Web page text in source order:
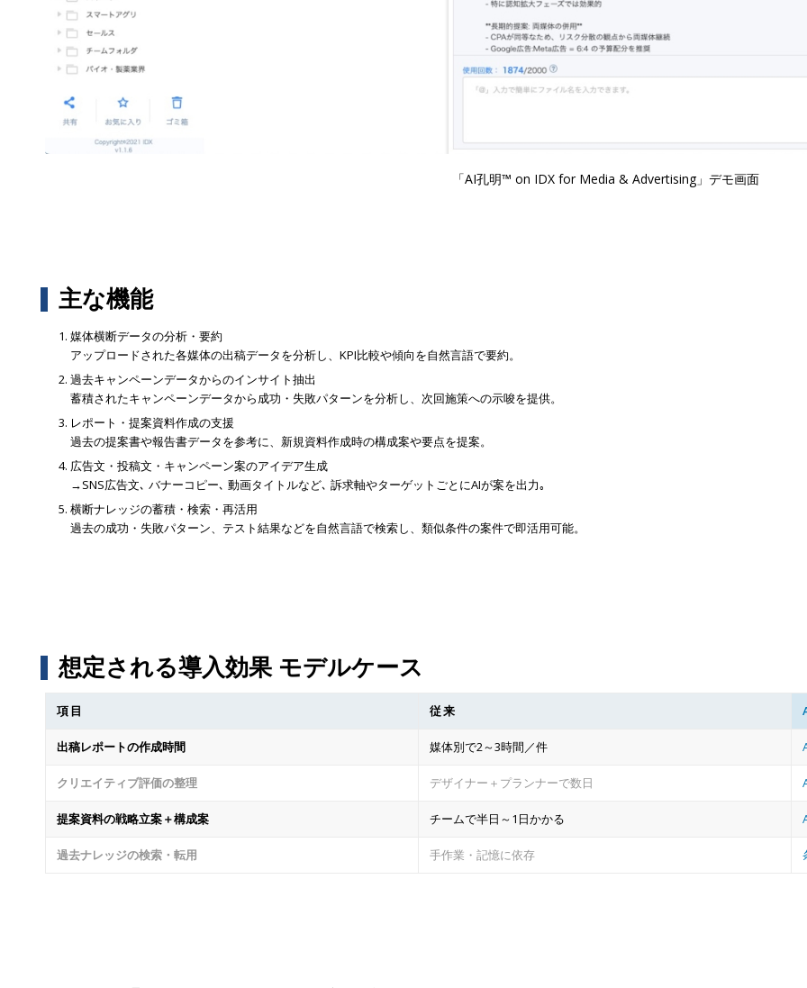
「AI孔明™ on IDX for Media & Advertising」デモ画面
主な機能
媒体横断データの分析・要約
アップロードされた各媒体の出稿データを分析し、KPI比較や傾向を自然言語で要約。
過去キャンペーンデータからのインサイト抽出
蓄積されたキャンペーンデータから成功・失敗パターンを分析し、次回施策への示唆を提供。
レポート・提案資料作成の支援
過去の提案書や報告書データを参考に、新規資料作成時の構成案や要点を提案。
広告文・投稿文・キャンペーン案のアイデア生成
→SNS広告文､ バナーコピー､ 動画タイトルなど､ 訴求軸やターゲットごとにAIが案を出力｡
横断ナレッジの蓄積・検索・再活用
過去の成功・失敗パターン、テスト結果などを自然言語で検索し、類似条件の案件で即活用可能。
想定される導入効果 モデルケース
項目 従来
出稿レポートの作成時間 媒体別で2～3時間／件
クリエイティブ評価の整理 デザイナー＋プランナーで数日
提案資料の戦略立案＋構成案 チームで半日～1日かかる
過去ナレッジの検索・転用 手作業・記憶に依存